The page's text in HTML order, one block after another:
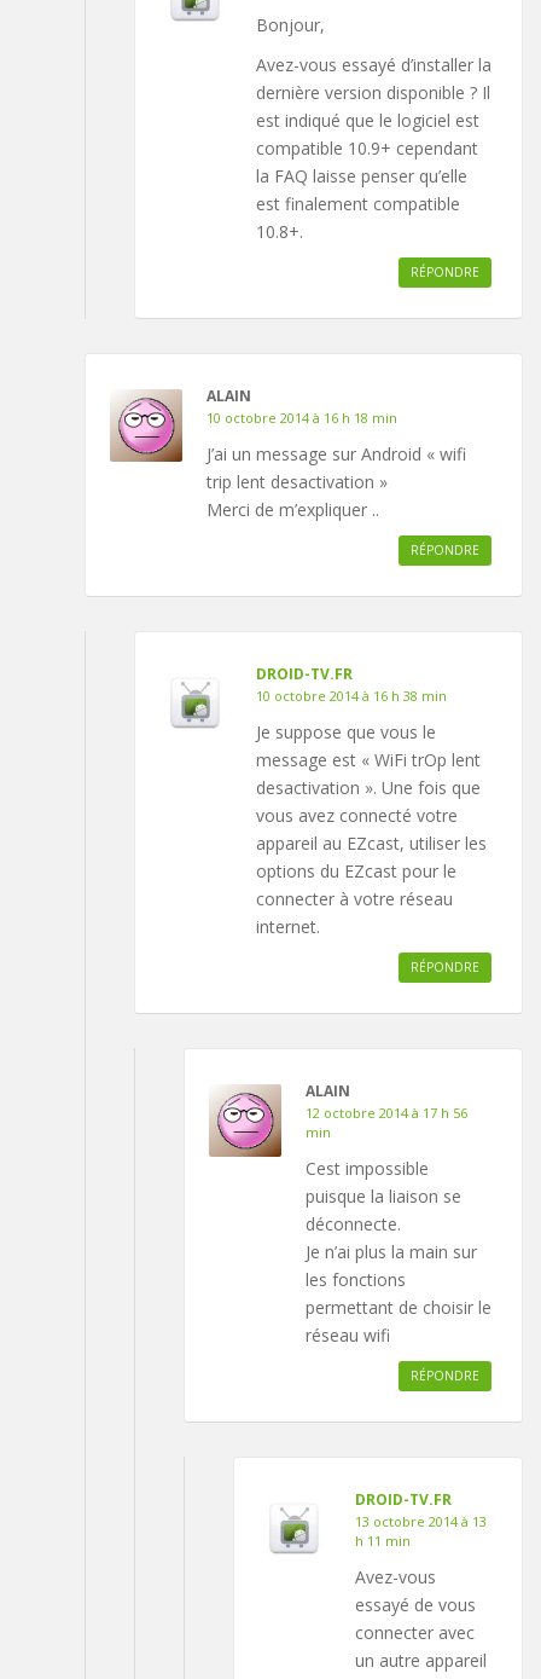
Bonjour,
Avez-vous essayé d’installer la
dernière version disponible ? Il
est indiqué que le logiciel est
compatible 10.9+ cependant
la FAQ laisse penser qu’elle
est finalement compatible
10.8+.
RÉPONDRE
ALAIN
10 octobre 2014 à 16 h 18 min
J’ai un message sur Android « wifi
trip lent desactivation »
Merci de m’expliquer ..
RÉPONDRE
DROID-TV.FR
10 octobre 2014 à 16 h 38 min
Je suppose que vous le
message est « WiFi trOp lent
desactivation ». Une fois que
vous avez connecté votre
appareil au EZcast, utiliser les
options du EZcast pour le
connecter à votre réseau
internet.
RÉPONDRE
ALAIN
12 octobre 2014 à 17 h 56
min
Cest impossible
puisque la liaison se
déconnecte.
Je n’ai plus la main sur
les fonctions
permettant de choisir le
réseau wifi
RÉPONDRE
DROID-TV.FR
13 octobre 2014 à 13
h 11 min
Avez-vous
essayé de vous
connecter avec
un autre appareil